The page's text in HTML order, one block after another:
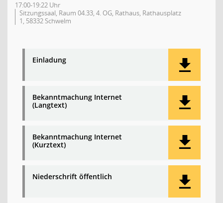
17:00-19:22 Uhr
Sitzungssaal, Raum 04.33, 4. OG, Rathaus, Rathausplatz
1, 58332 Schwelm
Einladung
Bekanntmachung Internet
(Langtext)
Bekanntmachung Internet
(Kurztext)
Niederschrift öffentlich